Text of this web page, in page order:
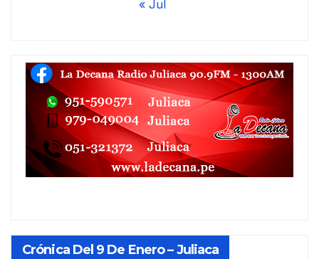
« Jul
Crónica Del 9 De Enero – Juliaca